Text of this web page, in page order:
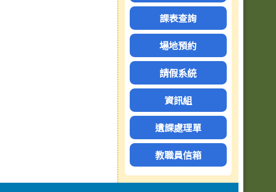
課表查詢
場地預約
請假系統
資訊組
遺課處理單
教職員信箱